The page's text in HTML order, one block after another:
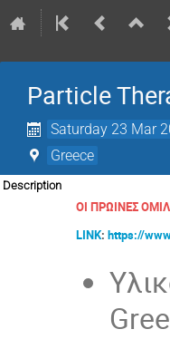
Particle
Saturday 23 Mar
Greece
Description
ΟΙ ΠΡΩΙΝΕΣ
LINK:https://